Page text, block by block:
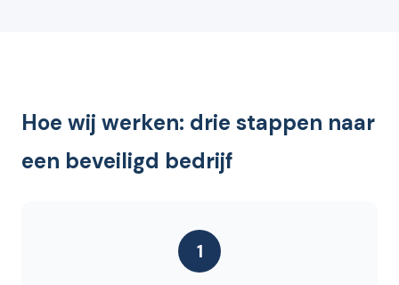
Hoe wij werken: drie stappen naar
een beveiligd bedrijf
1